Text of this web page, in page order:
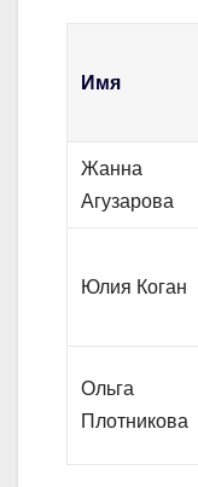
Имя
Жанна
Агузарова
Юлия Коган
Ольга
Плотникова